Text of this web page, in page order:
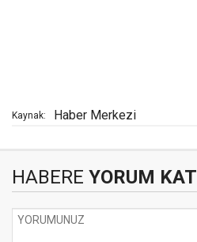
Kaynak: Haber Merkezi
HABERE YORUM KAT